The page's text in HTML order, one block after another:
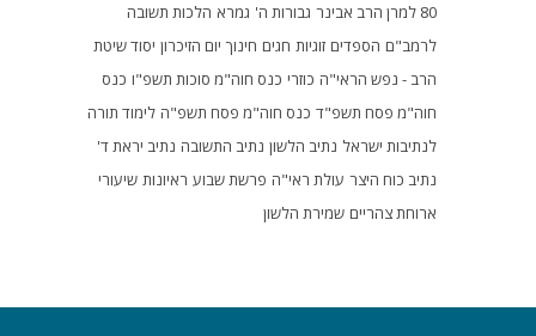
80 למרן הרב אבינר גבורות ה' גמרא הלכות תשובה
לרמב"ם הספדים זוגיות חגים חינוך יום הזיכרון יסוד שיטת
הרב - נפש הראי"ה כוזרי כנס חוה"מ סוכות תשפ"ו כנס
חוה"מ פסח תשפ"ד כנס חוה"מ פסח תשפ"ה לימוד תורה
לנתיבות ישראל נתיב הלשון נתיב התשובה נתיב יראת ד'
נתיב כוח היצר עולת ראי"ה פרשת שבוע ראיונות שיעורי
ארוחת צהריים שמירת הלשון